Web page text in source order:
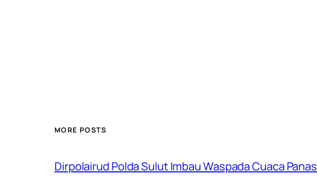
MORE POSTS
Dirpolairud Polda Sulut Imbau Waspada Cuaca Panas